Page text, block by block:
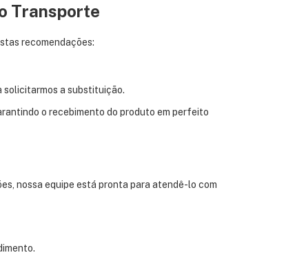
Transporte
recomendações:
solicitarmos a substituição.
o recebimento do produto em perfeito
nossa equipe está pronta para atendê-lo com